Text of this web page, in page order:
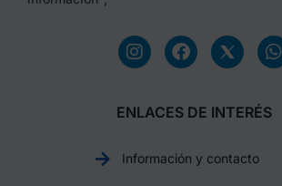
ENLACES DE INTERÉS
Información y contacto